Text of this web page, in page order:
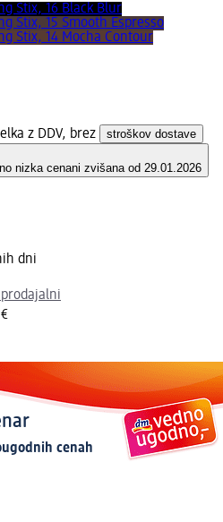
Stix, 16 Black Blur
Stix, 15 Smooth Espresso
Stix, 14 Mocha Contour
z DDV, brez stroškov dostave
nizka cenani zvišana od 29.01.2026
dni
cenah